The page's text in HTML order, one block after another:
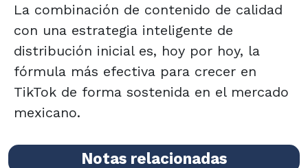
La combinación de contenido de calidad
con una estrategia inteligente de
distribución inicial es, hoy por hoy, la
fórmula más efectiva para crecer en
TikTok de forma sostenida en el mercado
mexicano.
Notas relacionadas